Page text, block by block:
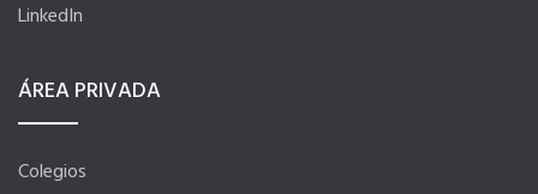
LinkedIn
ÁREA PRIVADA
Colegios